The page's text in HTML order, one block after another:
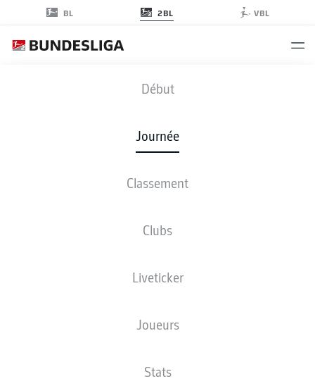
BL 2BL VBL
Début
Journée
Classement
Clubs
Liveticker
Joueurs
Stats
KSV - DSC
COMPOSITIONS STATISTIQUES
ven., 06.11.2026 - dim., 08.11.2026